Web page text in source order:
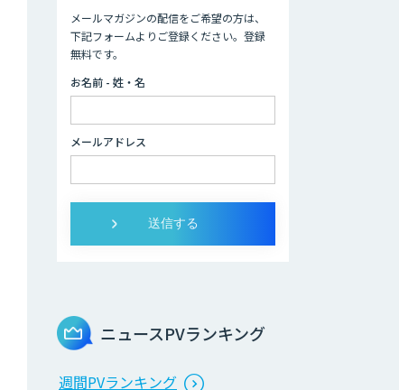
メールマガジンの配信をご希望の方は、
下記フォームよりご登録ください。登録
無料です。
お名前 - 姓・名
メールアドレス
ニュースPVランキング
週間PVランキング